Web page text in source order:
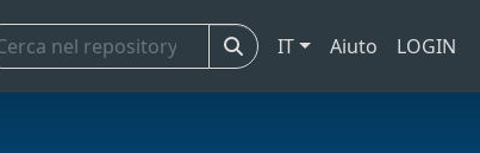
IT Aiuto LOGIN